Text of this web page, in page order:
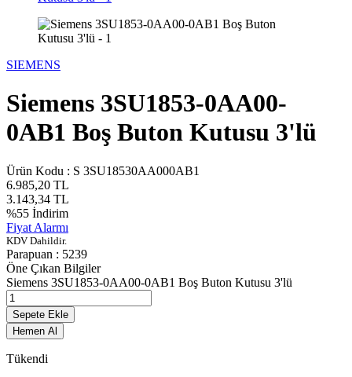
SIEMENS
Siemens 3SU1853-0AA00-
0AB1 Boş Buton Kutusu 3'lü
Ürün Kodu : S 3SU18530AA000AB1
6.985,20 TL
3.143,34 TL
%55 İndirim
Fiyat Alarmı
KDV Dahildir.
Parapuan : 5239
Öne Çıkan Bilgiler
Siemens 3SU1853-0AA00-0AB1 Boş Buton Kutusu 3'lü
Sepete Ekle
Hemen Al
Tükendi